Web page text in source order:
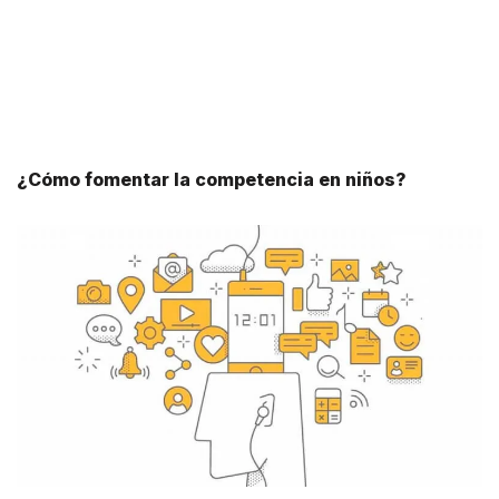
¿Cómo fomentar la competencia en niños?